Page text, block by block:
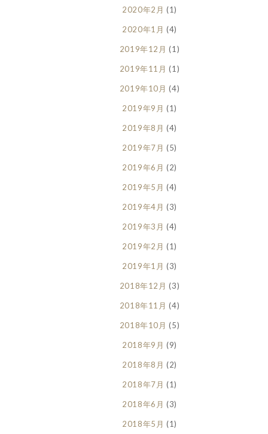
2020年2月 (1)
2020年1月 (4)
2019年12月 (1)
2019年11月 (1)
2019年10月 (4)
2019年9月 (1)
2019年8月 (4)
2019年7月 (5)
2019年6月 (2)
2019年5月 (4)
2019年4月 (3)
2019年3月 (4)
2019年2月 (1)
2019年1月 (3)
2018年12月 (3)
2018年11月 (4)
2018年10月 (5)
2018年9月 (9)
2018年8月 (2)
2018年7月 (1)
2018年6月 (3)
2018年5月 (1)